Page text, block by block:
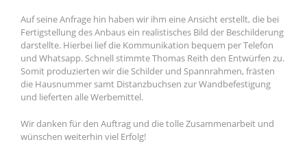
Auf seine Anfrage hin haben wir ihm eine Ansicht erstellt, die bei
Fertigstellung des Anbaus ein realistisches Bild der Beschilderung
darstellte. Hierbei lief die Kommunikation bequem per Telefon
und Whatsapp. Schnell stimmte Thomas Reith den Entwürfen zu.
Somit produzierten wir die Schilder und Spannrahmen, frästen
die Hausnummer samt Distanzbuchsen zur Wandbefestigung
und lieferten alle Werbemittel.
Wir danken für den Auftrag und die tolle Zusammenarbeit und
wünschen weiterhin viel Erfolg!